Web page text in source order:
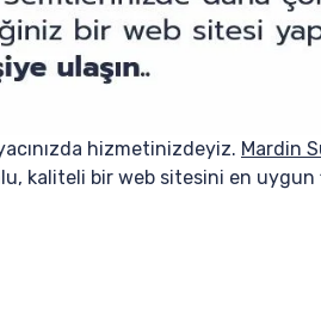
hizmetinizdeyiz. Mardin
kaliteli bir web sitesini en uygun